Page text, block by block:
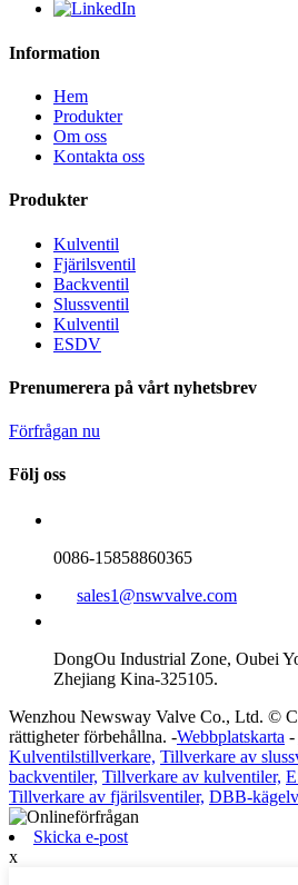
Information
Hem
Produkter
Om oss
Kontakta oss
Produkter
Kulventil
Fjärilsventil
Backventil
Slussventil
Kulventil
ESDV
Prenumerera på vårt nyhetsbrev
Förfrågan nu
Följ oss
0086-15858860365
sales1@nswvalve.com
DongOu Industrial Zone, Oubei
Zhejiang Kina-325105.
Wenzhou Newsway Valve Co., Ltd. ©
rättigheter förbehållna. -Webbplatskarta -
Kulventilstillverkare, Tillverkare av
backventiler, Tillverkare av kulventiler,
Tillverkare av fjärilsventiler, DBB-
Skicka e-post
x